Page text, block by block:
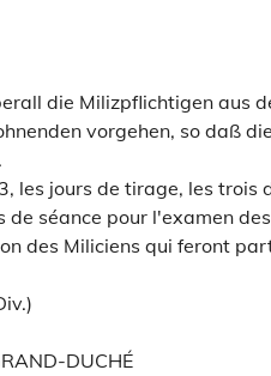
die Milizpflichtigen aus
vorgehen, so daß
les jours de tirage, les trois
de séance pour l'examen
des Miliciens qui feront
DUCHÉ